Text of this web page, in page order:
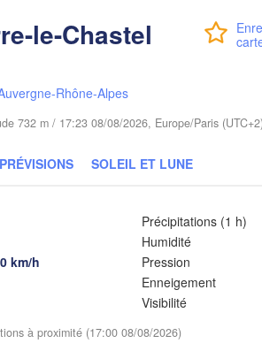
Connexion Premium
le-Chastel
Rhône-Alpes
732 m / 17:23 08/08/2026, Europe/Paris
PRÉVISIONS SOLEIL ET LUNE
km/h
Précipitations (1 h)
Humidité
Pression
Enneigement
Visibilité
à proximité (17:00 08/08/2026)
Wrocław
Dresden
Poznań
Brno
Wien